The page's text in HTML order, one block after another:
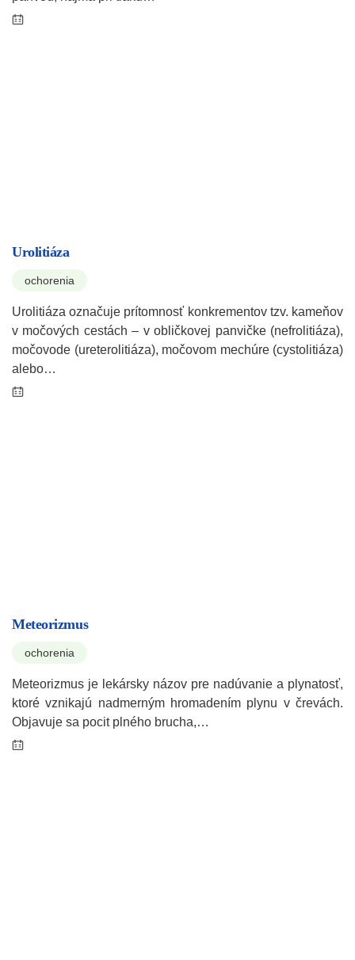
Urolitiáza
ochorenia
Urolitiáza označuje prítomnosť konkrementov tzv. kameňov
v močových cestách – v obličkovej panvičke (nefrolitiáza),
močovode (ureterolitiáza), močovom mechúre (cystolitiáza)
alebo…
Meteorizmus
ochorenia
Meteorizmus je lekársky názov pre nadúvanie a plynatosť,
ktoré vznikajú nadmerným hromadením plynu v črevách.
Objavuje sa pocit plného brucha,…